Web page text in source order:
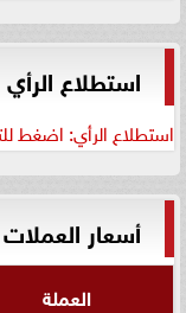
استطلاع الرأي
استطلاع الرأي: اضغط
أسعار العملات
العملة